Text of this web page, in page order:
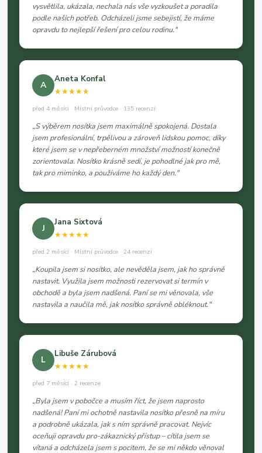
vysvětlila, ukázala, nechala nás vše vyzkoušet a poradila
podle našich potřeb. Odcházeli jsme sebejistí, že máme
opravdu to nejlepší řešení pro celou rodinu."
A
Aneta Konfal
★★★★★
před 4 měsíci · Místní průvodce · 135 recenzí
„S výběrem nosítka jsem maximálně spokojená. Dostala
jsem profesionální, trpělivou a zároveň lidskou pomoc, díky
které jsem se v nepřeberném množství možností konečně
zorientovala. Nosítko krásně sedí, je pohodlné jak pro mě,
tak pro miminko, a používáme ho každý den."
J
Jana Sixtová
★★★★★
před 2 měsíci · Místní průvodce · 24 recenzí
„Koupila jsem si nosítko, ale nevěděla jsem, jak ho správně
nastavit. Využila jsem možnosti rezervovat si termín v
obchodě a byla jsem nadšená. Paní se mi věnovala, vše
nastavila a naučila mě, jak nosítko správně obléknout."
L
Libuše Zárubová
★★★★★
před 7 měsíci · 2 recenze
„Byla jsem v pobočce a musím říct, že jsem naprosto
nadšená! Paní mi ochotně nastavila nosítko přesně na míru
a podrobně ukázala, jak s ním správně pracovat. Nejvíc
oceňuji opravdu pro-zákaznický přístup – cítila jsem se
vítaná a odcházela jsem s pocitem, že se mi někdo věnoval